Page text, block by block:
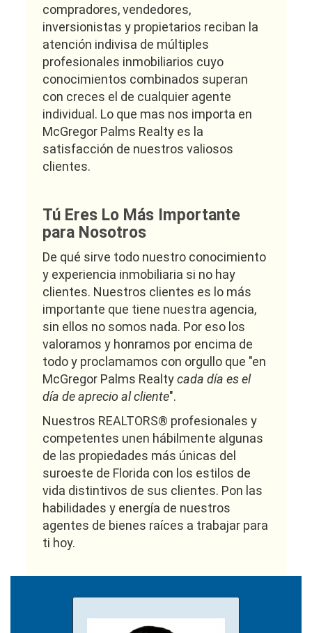
compradores, vendedores,
inversionistas y propietarios reciban la
atención indivisa de múltiples
profesionales inmobiliarios cuyo
conocimientos combinados superan
con creces el de cualquier agente
individual. Lo que mas nos importa en
McGregor Palms Realty es la
satisfacción de nuestros valiosos
clientes.
Tú Eres Lo Más Importante
para Nosotros
De qué sirve todo nuestro conocimiento
y experiencia inmobiliaria si no hay
clientes. Nuestros clientes es lo más
importante que tiene nuestra agencia,
sin ellos no somos nada. Por eso los
valoramos y honramos por encima de
todo y proclamamos con orgullo que "en
McGregor Palms Realtycada día es el
día de aprecio al cliente".
Nuestros REALTORS® profesionales y
competentes unen hábilmente algunas
de las propiedades más únicas del
suroeste de Florida con los estilos de
vida distintivos de sus clientes. Pon las
habilidades y energía de nuestros
agentes de bienes raíces a trabajar para
ti hoy.